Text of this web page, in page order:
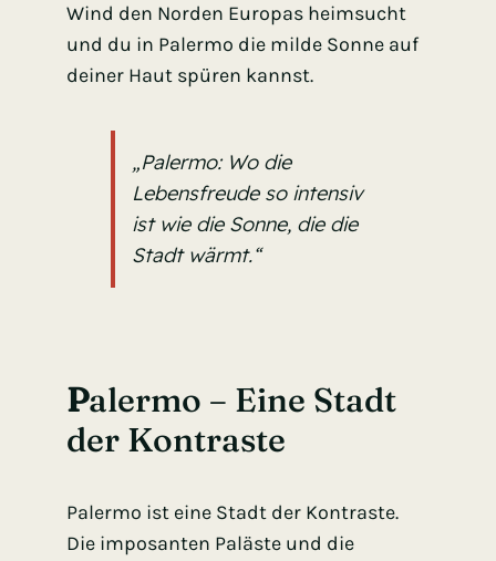
Wind den Norden Europas heimsucht
und du in Palermo die milde Sonne auf
deiner Haut spüren kannst.
„Palermo: Wo die
Lebensfreude so intensiv
ist wie die Sonne, die die
Stadt wärmt.“
Palermo – Eine Stadt
der Kontraste
Palermo ist eine Stadt der Kontraste.
Die imposanten Paläste und die